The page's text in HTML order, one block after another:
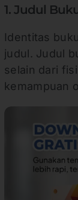
1. Judul
Identitas
judul. Judul
selain dari
kemampuan